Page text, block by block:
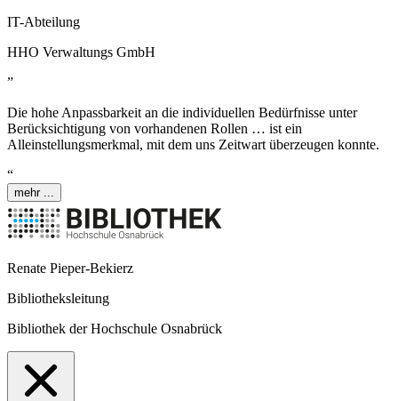
IT-Abteilung
HHO Verwaltungs GmbH
”
Die hohe Anpassbarkeit an die individuellen Bedürfnisse unter
Berücksichtigung von vorhandenen Rollen … ist ein
Alleinstellungsmerkmal, mit dem uns Zeitwart überzeugen konnte.
“
mehr ...
Renate Pieper-Bekierz
Bibliotheksleitung
Bibliothek der Hochschule Osnabrück